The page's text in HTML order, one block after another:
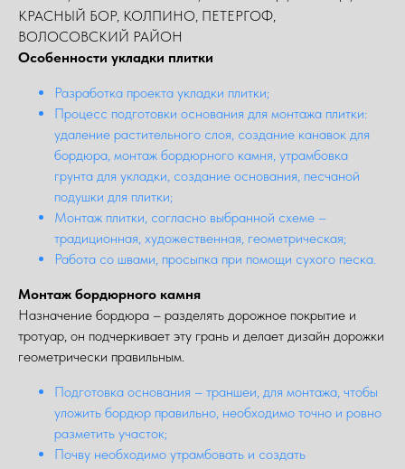
КРАСНЫЙ БОР, КОЛПИНО, ПЕТЕРГОФ,
ВОЛОСОВСКИЙ РАЙОН
Особенности укладки плитки
Разработка проекта укладки плитки;
Процесс подготовки основания для монтажа плитки:
удаление растительного слоя, создание канавок для
бордюра, монтаж бордюрного камня, утрамбовка
грунта для укладки, создание основания, песчаной
подушки для плитки;
Монтаж плитки, согласно выбранной схеме –
традиционная, художественная, геометрическая;
Работа со швами, просыпка при помощи сухого песка.
Монтаж бордюрного камня
Назначение бордюра – разделять дорожное покрытие и
тротуар, он подчеркивает эту грань и делает дизайн дорожки
геометрически правильным.
Подготовка основания – траншеи, для монтажа, чтобы
уложить бордюр правильно, необходимо точно и ровно
разметить участок;
Почву необходимо утрамбовать и создать